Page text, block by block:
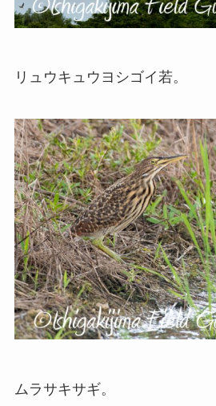
リュウキュウヨシゴイ若。
ムラサキサギ。